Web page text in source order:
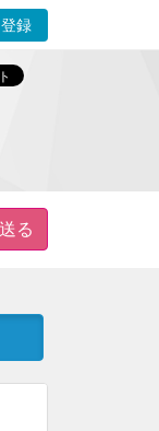
登録
る